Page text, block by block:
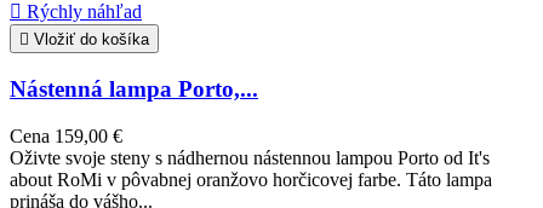
 Rýchly náhľad
 Vložiť do košíka
Nástenná lampa Porto,...
Cena 159,00 €
Oživte svoje steny s nádhernou nástennou lampou Porto od It's
about RoMi v pôvabnej oranžovo horčicovej farbe. Táto lampa
prináša do vášho...